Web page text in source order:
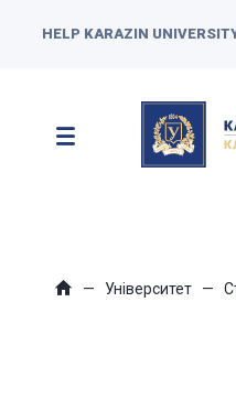
HELP KARAZIN
Університет